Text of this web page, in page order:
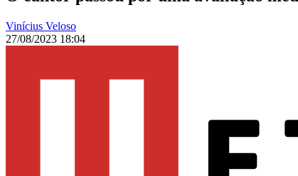
Vinícius Veloso
27/08/2023 18:04